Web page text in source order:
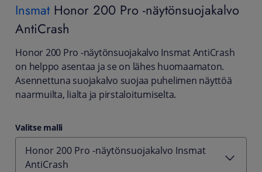
Insmat Honor 200 Pro -näytönsuojakalvo
AntiCrash
Honor 200 Pro -näytönsuojakalvo Insmat AntiCrash
on helppo asentaa ja se on lähes huomaamaton.
Asennettuna suojakalvo suojaa puhelimen näyttöä
naarmuilta, lialta ja pirstaloitumiselta.
Valitse malli
Honor 200 Pro -näytönsuojakalvo Insmat
AntiCrash